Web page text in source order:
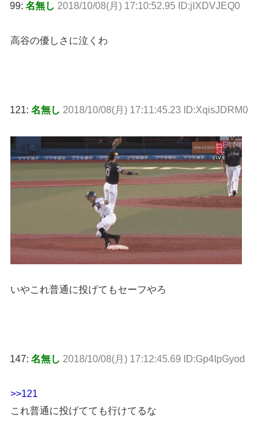
99: 名無し 2018/10/08(月) 17:10:52.95 ID:jlXDVJEQ0
高谷の優しさに泣くわ
121: 名無し 2018/10/08(月) 17:11:45.23 ID:XqisJDRM0
いやこれ普通に投げてもセーフやろ
147: 名無し 2018/10/08(月) 17:12:45.69 ID:Gp4IpGyod
>>121
これ普通に投げてても行けてるな